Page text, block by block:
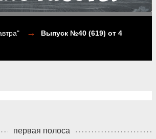
→ Выпуск №40 (619) от 4
первая полоса